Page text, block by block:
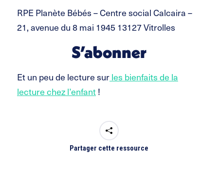
RPE Planète Bébés – Centre social Calcaira –
21, avenue du 8 mai 1945 13127 Vitrolles
S’abonner
Et un peu de lecture surles bienfaits de la
lecture chez l’enfant!
Partager cette ressource